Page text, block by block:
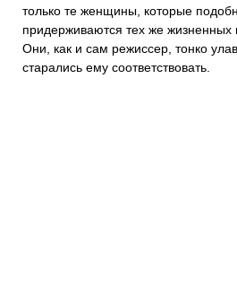
только те женщины, которые
придерживаются тех же жизненных
Они, как и сам режиссер, тонко
старались ему соответствовать.